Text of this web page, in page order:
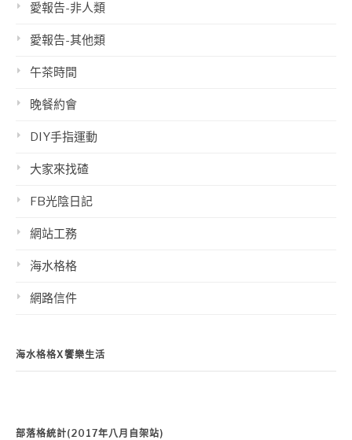
愛報告-非人類
愛報告-其他類
午茶時間
晚餐約會
DIY手指運動
大家來找碴
FB光陰日記
網站工務
海水格格
網路信件
海水格格X饗樂生活
部落格統計(2017年八月自架站)